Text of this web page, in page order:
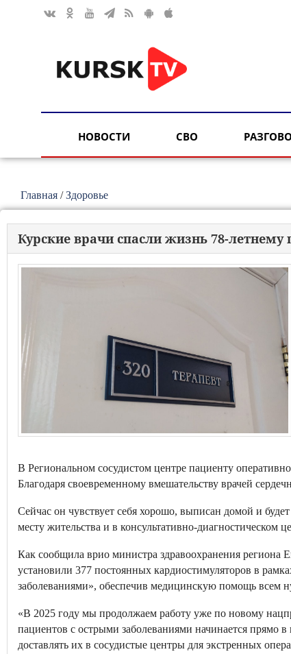
НОВОСТИ СВО
Главная /Здоровье
Курские врачи спасли жизнь 78-
В Региональном сосудистом центре пациенту
Благодаря своевременному вмешательству врачей
Сейчас он чувствует себя хорошо, выписан домой и
месту жительства и в консультативно-диагностическом
Как сообщила врио министра здравоохранения региона
установили 377 постоянных кардиостимуляторов в
заболеваниями», обеспечив медицинскую помощь всем
«В 2025 году мы продолжаем работу уже по новому
пациентов с острыми заболеваниями начинается прямо
доставлять их в сосудистые центры для экстренных